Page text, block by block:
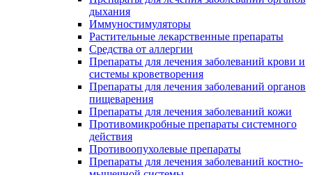
дыхания
Иммуностимуляторы
Растительные лекарственные препараты
Средства от аллергии
Препараты для лечения заболеваний крови и
системы кроветворения
Препараты для лечения заболеваний органов
пищеварения
Препараты для лечения заболеваний кожи
Противомикробные препараты системного
действия
Противоопухолевые препараты
Препараты для лечения заболеваний костно-